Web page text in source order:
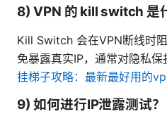
8) VPN 的 kill switch 是
Kill Switch 会在VPN断线时
免暴露真实IP，通常对隐私保
挂梯子攻略：最新最好用的
9) 如何进行IP泄露测试？